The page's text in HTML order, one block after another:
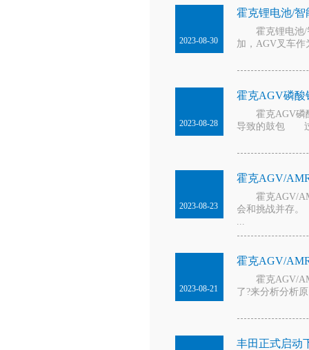
霍克锂电池/
霍克锂电池/
加，AGV叉车
2023-08-30
霍克AGV磷酸
霍克AGV磷
导致的鼓包 过
2023-08-28
霍克AGV/
霍克AGV/
会和挑战并存
...
2023-08-23
霍克AGV/
霍克AGV/
了?来分析分
2023-08-21
丰田正式启动